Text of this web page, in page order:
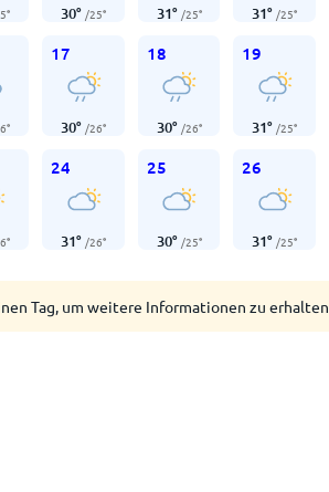
° 30° /25° 31° /25° 31° /25°
°
17
30° /26°
18
30° /26°
19
31° /25°
°
24
31° /26°
25
30° /25°
26
31° /25°
Tag, um weitere Informationen zu erhalten